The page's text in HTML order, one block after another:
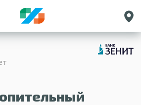
Санкт-Петербург
Екатеринбург